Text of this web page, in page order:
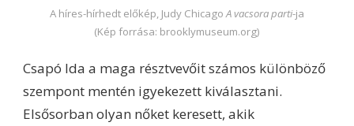
A híres-hírhedt előkép, Judy Chicago A vacsora parti-ja
(Kép forrása: brooklymuseum.org)
Csapó Ida a maga résztvevőit számos különböző
szempont mentén igyekezett kiválasztani.
Elsősorban olyan nőket keresett, akik